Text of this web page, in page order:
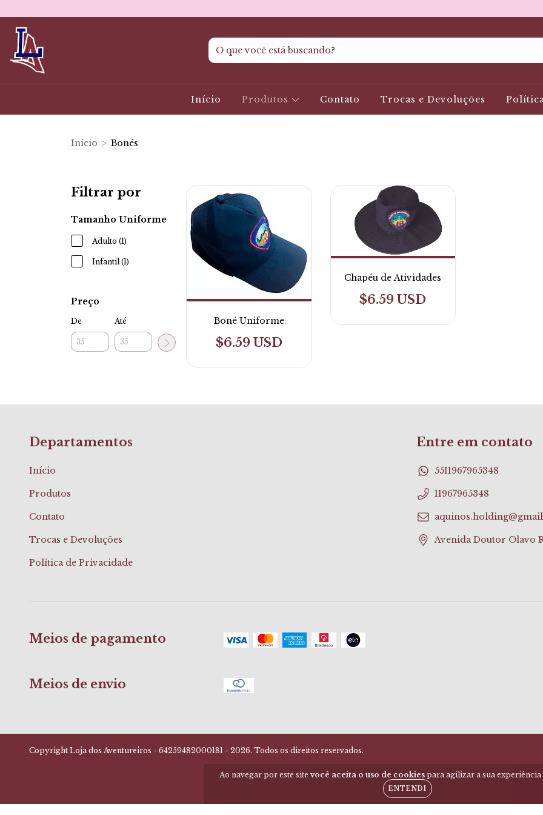
Início Produtos Contato Trocas e Devoluções
Ao navegar por este site você aceita o uso de cookies para agilizar a sua experiência
ENTENDI
Início > Bonés
Filtrar por
Tamanho Uniforme
Adulto (1)
Infantil (1)
Preço
De Até Boné Uniforme
$6.59 USD
Chapéu de Atividades
$6.59 USD
Departamentos
Início
Produtos
Contato
Trocas e Devoluções
Política de Privacidade
Entre em contato
5511967965348
11967965348
Avenida Doutor Olavo
Meios de pagamento
Meios de envio
Copyright Loja dos Aventureiros - 64259482000181 - 2026. Todos os direitos reservados.